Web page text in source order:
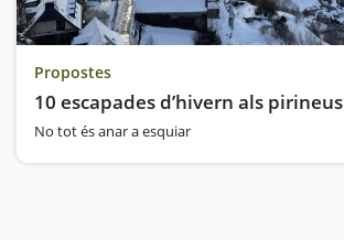
Propostes
10 escapades d’hivern als pirineus
No tot és anar a esquiar